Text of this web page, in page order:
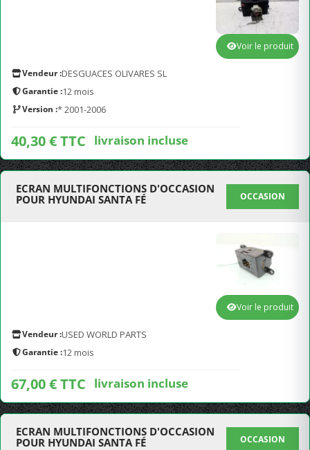
Vendeur :DESGUACES OLIVARES SL
Garantie :12 mois
Version :* 2001-2006
40,30 € TTC livraison incluse
Voir le produit
ECRAN MULTIFONCTIONS D'OCCASION
POUR HYUNDAI SANTA FÉ
OCCASION
Vendeur :USED WORLD PARTS
Garantie :12 mois
67,00 € TTC livraison incluse
Voir le produit
ECRAN MULTIFONCTIONS D'OCCASION
POUR HYUNDAI SANTA FÉ
OCCASION